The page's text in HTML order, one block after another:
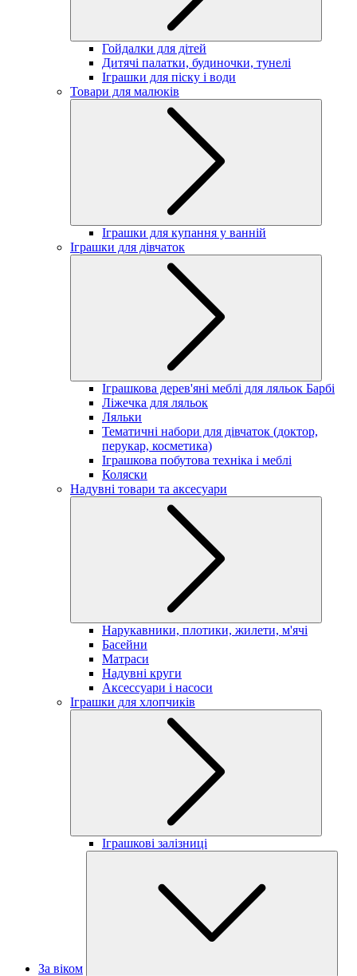
Гойдалки для дітей
Дитячі палатки, будиночки, тунелі
Іграшки для піску і води
Товари для малюків
Іграшки для купання у ванній
Іграшки для дівчаток
Іграшкова дерев'яні меблі для ляльок Барбі
Ліжечка для ляльок
Ляльки
Тематичні набори для дівчаток (доктор,
перукар, косметика)
Іграшкова побутова техніка і меблі
Коляски
Надувні товари та аксесуари
Нарукавники, плотики, жилети, м'ячі
Басейни
Матраси
Надувні круги
Аксессуари і насоси
Іграшки для хлопчиків
Іграшкові залізниці
За віком